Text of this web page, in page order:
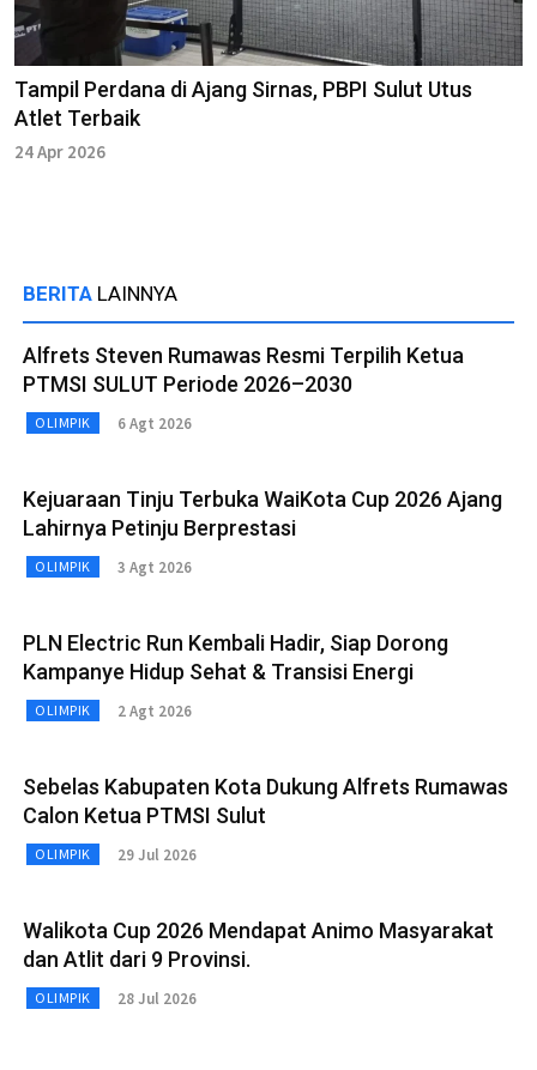
Tampil Perdana di Ajang Sirnas, PBPI Sulut Utus
Atlet Terbaik
24 Apr 2026
BERITA LAINNYA
Alfrets Steven Rumawas Resmi Terpilih Ketua
PTMSI SULUT Periode 2026–2030
OLIMPIK 6 Agt 2026
Kejuaraan Tinju Terbuka WaiKota Cup 2026 Ajang
Lahirnya Petinju Berprestasi
OLIMPIK 3 Agt 2026
PLN Electric Run Kembali Hadir, Siap Dorong
Kampanye Hidup Sehat & Transisi Energi
OLIMPIK 2 Agt 2026
Sebelas Kabupaten Kota Dukung Alfrets Rumawas
Calon Ketua PTMSI Sulut
OLIMPIK 29 Jul 2026
Walikota Cup 2026 Mendapat Animo Masyarakat
dan Atlit dari 9 Provinsi.
OLIMPIK 28 Jul 2026